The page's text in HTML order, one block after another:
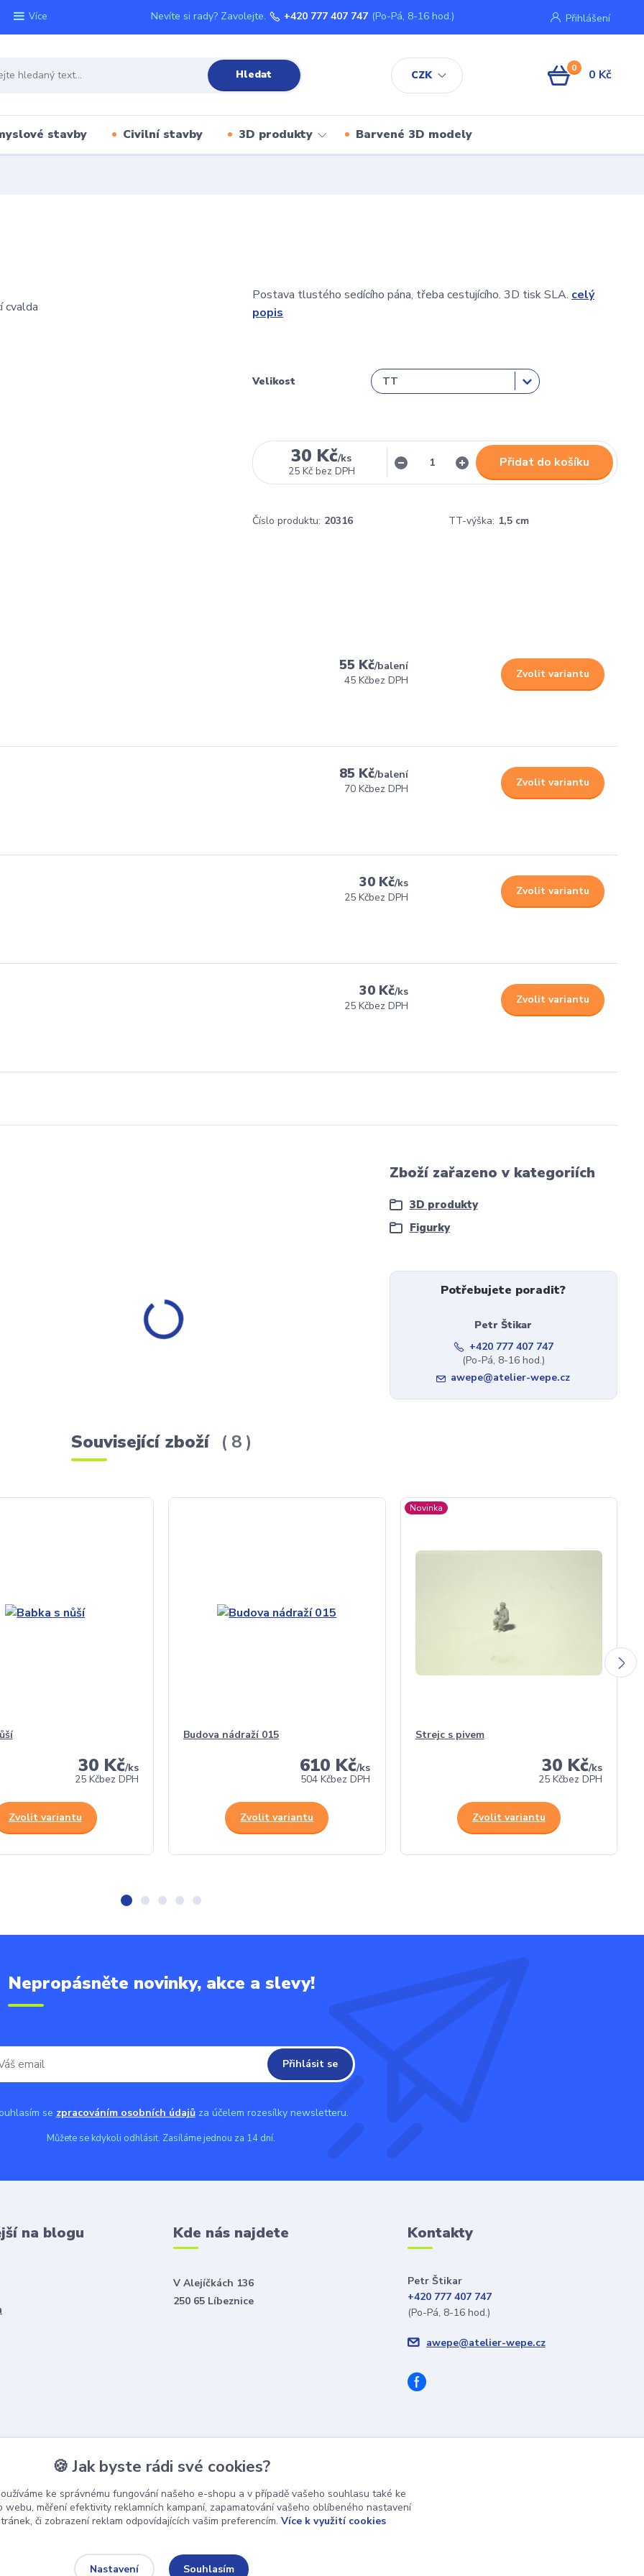
Více
CZK
Přihlášení
Hledat
Nevíte si rady? Zavolejte. +420 777 407 747 (Po-Pá, 8-16 hod.)
0 0 Kč
stavby Civilní stavby 3D produkty Barvené 3D modely
Postava tlustého sedícího pána, třeba cestujícího. 3D tisk SLA. celý
popis
Velikost
30 Kč/ks
25 Kč bez DPH
Přidat do košíku
Číslo produktu: 20316 TT-výška: 1,5 cm
55 Kč/balení
45 Kčbez DPH Zvolit variantu
85 Kč/balení
70 Kčbez DPH Zvolit variantu
30 Kč/ks
25 Kčbez DPH Zvolit variantu
30 Kč/ks
25 Kčbez DPH Zvolit variantu
Zboží zařazeno v kategoriích
3D produkty
Figurky
Potřebujete poradit?
Petr Štikar
+420 777 407 747
(Po-Pá, 8-16 hod.)
awepe@atelier-wepe.cz
Související zboží 8
30 Kč/ks
25 Kčbez DPH
Zvolit variantu
Budova nádraží 015
610 Kč/ks
504 Kčbez DPH
Zvolit variantu
Novinka
Strejc s pivem
30 Kč/ks
25 Kčbez DPH
Zvolit variantu
Nepropásněte novinky, akce a slevy!
Přihlásit se
se zpracováním osobních údajůza účelem rozesílky newsletteru.
Můžete se kdykoli odhlásit. Zasíláme jednou za 14 dní.
na blogu Kde nás najdete
V Alejíčkách 136
250 65 Líbeznice
Kontakty
Petr Štikar
+420 777 407 747
(Po-Pá, 8-16 hod.)
awepe@atelier-wepe.cz
🍪 Jak byste rádi své cookies?
ke správnému fungování našeho e-shopu a v případě vašeho souhlasu také ke
webu, měření efektivity reklamních kampaní, zapamatování vašeho oblíbeného nastavení
či zobrazení reklam odpovídajících vašim preferencím. Více k využití cookies
Nastavení Souhlasím